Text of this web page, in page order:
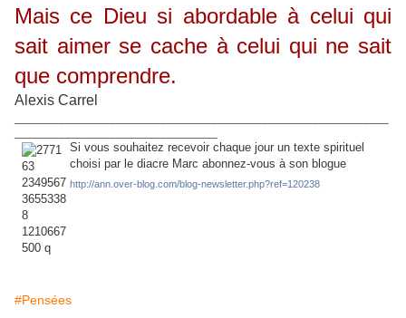
Mais ce Dieu si abordable à celui qui
sait aimer se cache à celui qui ne sait
que comprendre.
Alexis Carrel
Si vous souhaitez recevoir chaque jour un texte spirituel
choisi par le diacre Marc abonnez-vous à son blogue
http://ann.over-blog.com/blog-newsletter.php?ref=120238
#Pensées